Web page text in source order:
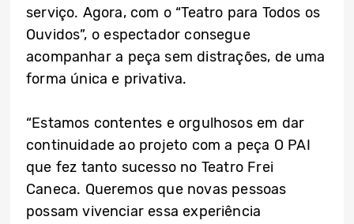
serviço. Agora, com o “Teatro para Todos os
Ouvidos”, o espectador consegue
acompanhar a peça sem distrações, de uma
forma única e privativa.
“Estamos contentes e orgulhosos em dar
continuidade ao projeto com a peça O PAI
que fez tanto sucesso no Teatro Frei
Caneca. Queremos que novas pessoas
possam vivenciar essa experiência